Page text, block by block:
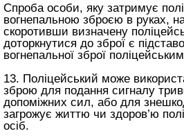
Спроба особи, яку затримує
вогнепальною зброєю в руках,
скоротивши визначену
доторкнутися до зброї є
вогнепальної зброї
13. Поліцейський може
зброю для подання сигналу
допоміжних сил, або для
загрожує життю чи здоров’ю
осіб.